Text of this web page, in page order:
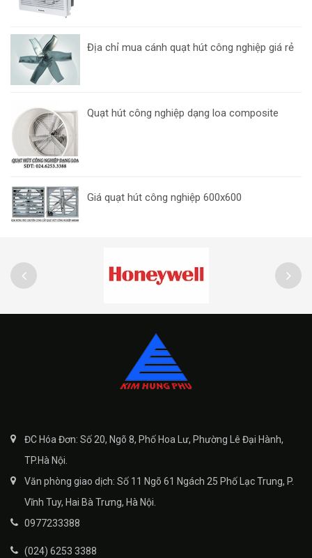
Địa chỉ mua cánh quạt hút công nghiệp giá rẻ
Quạt hút công nghiệp dạng loa composite
Giá quạt hút công nghiệp 600x600
ĐC Hóa Đơn: Số 20, Ngõ 8, Phố Hoa Lư, Phường Lê Đại Hành,
TP.Hà Nội.
Văn phòng giao dịch: Số 11 Ngõ 61 Ngách 25 Phố Lạc Trung, P.
Vĩnh Tuy, Hai Bà Trưng, Hà Nội.
0977233388
(024) 6253 3388